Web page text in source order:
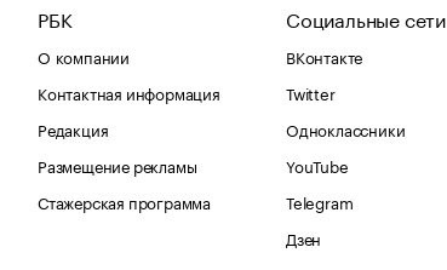
РБК
О компании
Контактная информация
Редакция
Размещение рекламы
Стажерская программа
Социальные сети
ВКонтакте
Twitter
Одноклассники
YouTube
Telegram
Дзен